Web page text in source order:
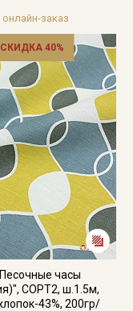
заказ
СКИДКА 40%
часы
СОРТ2, ш.1.5м,
43%, 200гр/